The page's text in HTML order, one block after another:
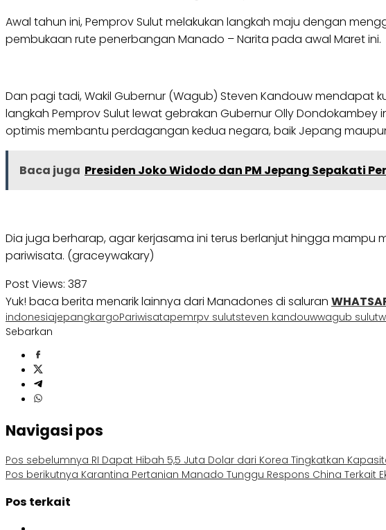
Awal tahun ini, Pemprov Sulut melakukan langkah maju dengan
pembukaan rute penerbangan Manado – Narita pada awal Maret ini.
Dan pagi tadi, Wakil Gubernur (Wagub) Steven Kandouw mendapat
langkah Pemprov Sulut lewat gebrakan Gubernur Olly
optimis membantu perdagangan kedua negara, baik Jepang
Baca juga Presiden Joko Widodo dan PM Jepang Sepakati
Dia juga berharap, agar kerjasama ini terus berlanjut hingga
pariwisata. (graceywakary)
Post Views: 387
Yuk! baca berita menarik lainnya dari Manadones di saluran
indonesiajepangkargoPariwisatapemrpv sulutsteven kandouwwagub sulut
Sebarkan
Navigasi pos
Pos sebelumnya RI Dapat Hibah 5,5 Juta Dolar dari Korea Tingkatkan
Pos berikutnya Karantina Pertanian Manado Tunggu Respons China Terkait
Pos terkait